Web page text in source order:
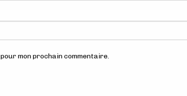
mon prochain commentaire.